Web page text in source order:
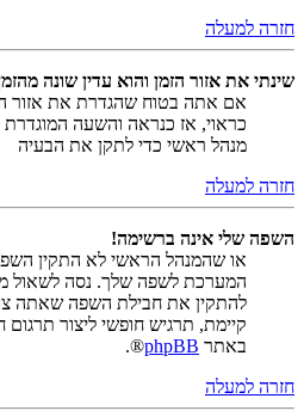
חזרה למעלה
שינתי את אזור הזמן והוא עדין שונה
אם אתה בטוח שהגדרת את אזור
כראוי, אז כנראה והשעה המוגדרת
מנהל ראשי כדי לתקן את הבעיה
חזרה למעלה
השפה שלי אינה ברשימה!
או שהמנהל הראשי לא התקין
המערכת לשפה שלך. נסה לשאול
להתקין את חבילת השפה שאתה
קיימת, תרגיש חופשי ליצור תרגום
באתר phpBB
®.
חזרה למעלה